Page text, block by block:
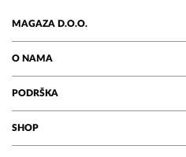
MAGAZA D.O.O.
O NAMA
PODRŠKA
SHOP